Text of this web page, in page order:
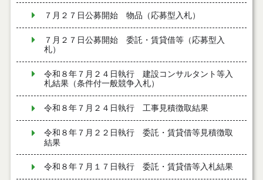
７月２７日公募開始 物品（応募型入札）
７月２７日公募開始 委託・賃貸借等（応募型入
札）
令和８年７月２４日執行 建設コンサルタント等入
札結果（条件付一般競争入札）
令和８年７月２４日執行 工事見積徴取結果
令和８年７月２２日執行 委託・賃貸借等見積徴取
結果
令和８年７月１７日執行 委託・賃貸借等入札結果